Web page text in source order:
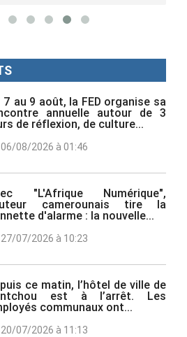
7 au 9 août, la FED organise sa
annuelle autour de 3
de réflexion, de culture...
06/08/2026 à 01:46
"L'Afrique Numérique",
camerounais tire la
d'alarme : la nouvelle...
27/07/2026 à 10:23
ce matin, l’hôtel de ville de
est à l’arrêt. Les
communaux ont...
20/07/2026 à 11:13